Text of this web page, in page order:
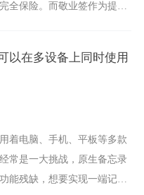
全保险。而敬业签作为提醒
以在多设备上同时使用
着电脑、手机、平板等多款
常是一大挑战，原生备忘录
能残缺，想要实现一端记